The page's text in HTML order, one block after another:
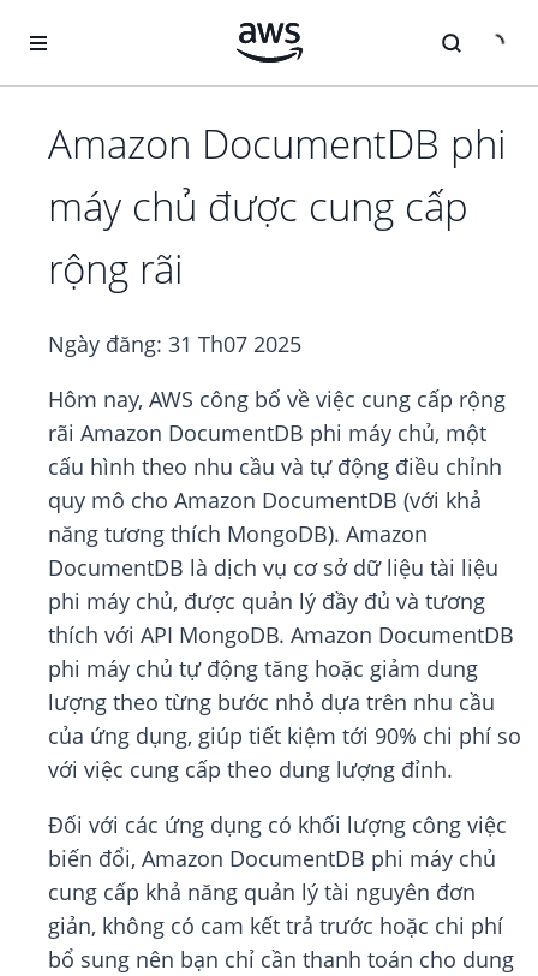
Amazon DocumentDB phi
máy chủ được cung cấp
rộng rãi
Ngày đăng: 31 Th07 2025
Hôm nay, AWS công bố về việc cung cấp rộng
rãi Amazon DocumentDB phi máy chủ, một
cấu hình theo nhu cầu và tự động điều chỉnh
quy mô cho Amazon DocumentDB (với khả
năng tương thích MongoDB). Amazon
DocumentDB là dịch vụ cơ sở dữ liệu tài liệu
phi máy chủ, được quản lý đầy đủ và tương
thích với API MongoDB. Amazon DocumentDB
phi máy chủ tự động tăng hoặc giảm dung
lượng theo từng bước nhỏ dựa trên nhu cầu
của ứng dụng, giúp tiết kiệm tới 90% chi phí so
với việc cung cấp theo dung lượng đỉnh.
Đối với các ứng dụng có khối lượng công việc
biến đổi, Amazon DocumentDB phi máy chủ
cung cấp khả năng quản lý tài nguyên đơn
giản, không có cam kết trả trước hoặc chi phí
bổ sung nên bạn chỉ cần thanh toán cho dung